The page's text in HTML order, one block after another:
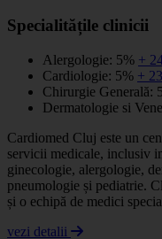
Specialitățile clinicii
Alergologie: 5% +
Cardiologie: 5% +
Chirurgie Generală:
Dermatologie si
Cardiomed Cluj este un
servicii medicale, inclusiv
ginecologie, alergologie,
pneumologie și pediatrie.
și o echipă de medici
vezi detalii